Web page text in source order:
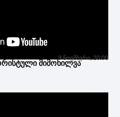
9 ნოემბერი, 20:00
მიმოხილვა